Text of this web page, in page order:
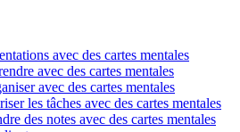
avec des cartes mentales
avec des cartes mentales
avec des cartes mentales
les tâches avec des cartes mentales
des notes avec des cartes mentales